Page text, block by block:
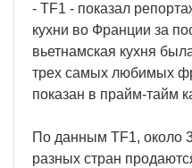
- TF1 - показал
кухни во Франции за
вьетнамская кухня
трех самых любимых
показан в прайм-тайм
По данным TF1, около
разных стран